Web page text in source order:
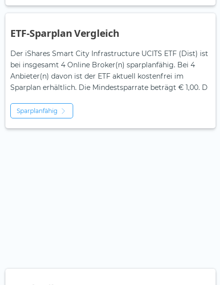
ETF-Sparplan Vergleich
Der iShares Smart City Infrastructure UCITS ETF (Dist) ist
bei insgesamt 4 Online Broker(n) sparplanfähig. Bei 4
Anbieter(n) davon ist der ETF aktuell kostenfrei im
Sparplan erhältlich. Die Mindestsparrate beträgt € 1,00. D
Sparplanfähig